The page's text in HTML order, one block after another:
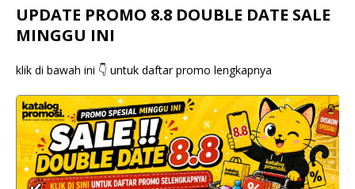
UPDATE PROMO 8.8 DOUBLE DATE SALE
MINGGU INI
klik di bawah ini 👇 untuk daftar promo lengkapnya